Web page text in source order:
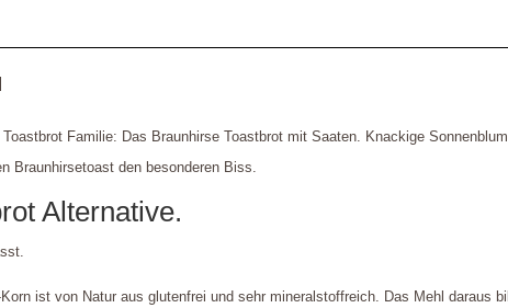
Familie: Das Braunhirse Toastbrot mit Saaten. Knackige
Braunhirsetoast den besonderen Biss.
Alternative.
ist von Natur aus glutenfrei und sehr mineralstoffreich. Das Mehl daraus